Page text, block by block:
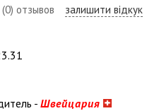
(0) отзывов залишити відкук
- Швейцария